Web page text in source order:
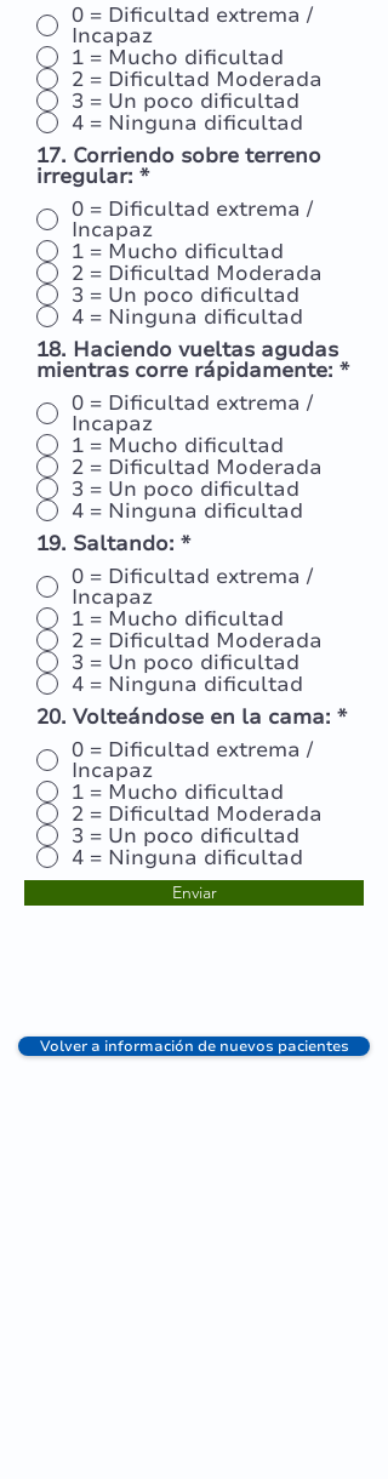
0 = Dificultad extrema /
Incapaz
1 = Mucho dificultad
2 = Dificultad Moderada
3 = Un poco dificultad
4 = Ninguna dificultad
17. Corriendo sobre terreno
irregular: *
0 = Dificultad extrema /
Incapaz
1 = Mucho dificultad
2 = Dificultad Moderada
3 = Un poco dificultad
4 = Ninguna dificultad
18. Haciendo vueltas agudas
mientras corre rápidamente: *
0 = Dificultad extrema /
Incapaz
1 = Mucho dificultad
2 = Dificultad Moderada
3 = Un poco dificultad
4 = Ninguna dificultad
19. Saltando: *
0 = Dificultad extrema /
Incapaz
1 = Mucho dificultad
2 = Dificultad Moderada
3 = Un poco dificultad
4 = Ninguna dificultad
20. Volteándose en la cama: *
0 = Dificultad extrema /
Incapaz
1 = Mucho dificultad
2 = Dificultad Moderada
3 = Un poco dificultad
4 = Ninguna dificultad
Enviar
Volver a información de nuevos pacientes